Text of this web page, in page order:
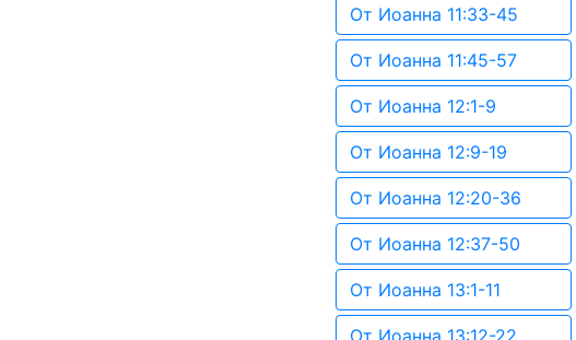
От Иоанна 11:33-45
От Иоанна 11:45-57
От Иоанна 12:1-9
От Иоанна 12:9-19
От Иоанна 12:20-36
От Иоанна 12:37-50
От Иоанна 13:1-11
От Иоанна 13:12-22